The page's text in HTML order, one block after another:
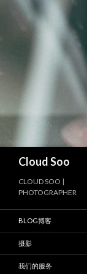
Cloud Soo
CLOUD SOO |
PHOTOGRAPHER
BLOG博客
摄影
我们的服务